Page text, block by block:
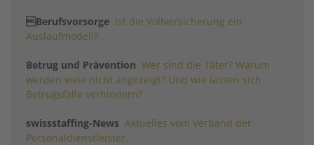
Berufsvorsorge Ist die Vollversicherung ein
Auslaufmodell?
Betrug und Prävention Wer sind die Täter? Warum
werden viele nicht angezeigt? Und wie lassen sich
Betrugsfälle verhindern?
swissstaffing-News Aktuelles vom Verband der
Personaldienstleister.